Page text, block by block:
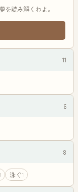
を読み解くわよ。
11
6
8
泳ぐ1